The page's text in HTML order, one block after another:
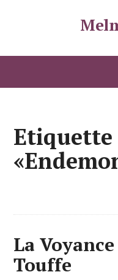
Etiquette
La
Touffe